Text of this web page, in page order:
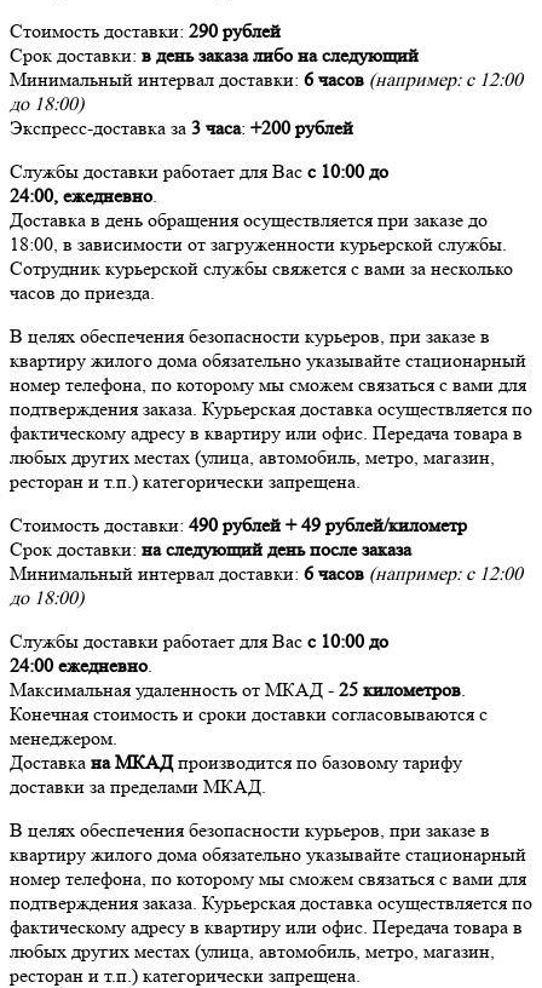
Стоимость доставки: 290 рублей
Срок доставки: в день заказа либо на следующий
Минимальный интервал доставки: 6 часов (например: с 12:00
до 18:00)
Экспресс-доставка за 3 часа: +200 рублей
Службы доставки работает для Вас с 10:00 до
24:00, ежедневно.
Доставка в день обращения осуществляется при заказе до
18:00, в зависимости от загруженности курьерской службы.
Сотрудник курьерской службы свяжется с вами за несколько
часов до приезда.
В целях обеспечения безопасности курьеров, при заказе в
квартиру жилого дома обязательно указывайте стационарный
номер телефона, по которому мы сможем связаться с вами для
подтверждения заказа. Курьерская доставка осуществляется по
фактическому адресу в квартиру или офис. Передача товара в
любых других местах (улица, автомобиль, метро, магазин,
ресторан и т.п.) категорически запрещена.
Стоимость доставки: 490 рублей + 49 рублей/километр
Срок доставки: на следующий день после заказа
Минимальный интервал доставки: 6 часов (например: с 12:00
до 18:00)
Службы доставки работает для Вас с 10:00 до
24:00 ежедневно.
Максимальная удаленность от МКАД - 25 километров.
Конечная стоимость и сроки доставки согласовываются с
менеджером.
Доставка на МКАДпроизводится по базовому тарифу
доставки за пределами МКАД.
В целях обеспечения безопасности курьеров, при заказе в
квартиру жилого дома обязательно указывайте стационарный
номер телефона, по которому мы сможем связаться с вами для
подтверждения заказа. Курьерская доставка осуществляется по
фактическому адресу в квартиру или офис. Передача товара в
любых других местах (улица, автомобиль, метро, магазин,
ресторан и т.п.) категорически запрещена.